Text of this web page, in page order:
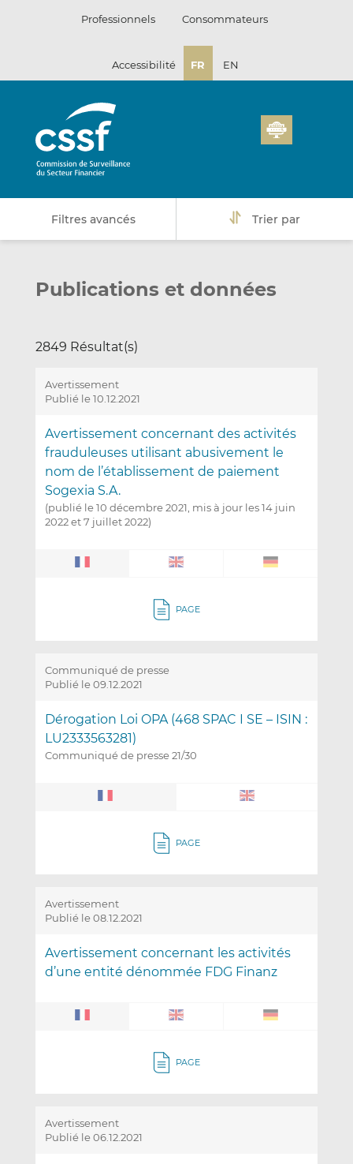
Professionnels Consommateurs
Accessibilité FR EN
Filtres avancés Trier par
Publications et données
2849 Résultat(s)
Avertissement
Publié le 10.12.2021
Avertissement concernant des activités
frauduleuses utilisant abusivement le
nom de l’établissement de paiement
Sogexia S.A.
(publié le 10 décembre 2021, mis à jour les 14 juin
2022 et 7 juillet 2022)
PAGE
Communiqué de presse
Publié le 09.12.2021
Dérogation Loi OPA (468 SPAC I SE – ISIN :
LU2333563281)
Communiqué de presse 21/30
PAGE
Avertissement
Publié le 08.12.2021
Avertissement concernant les activités
d’une entité dénommée FDG Finanz
PAGE
Avertissement
Publié le 06.12.2021